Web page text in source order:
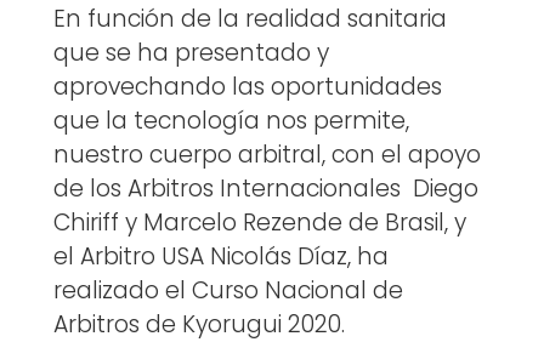
En función de la realidad sanitaria
que se ha presentado y
aprovechando las oportunidades
que la tecnología nos permite,
nuestro cuerpo arbitral, con el apoyo
de los Arbitros Internacionales Diego
Chiriff y Marcelo Rezende de Brasil, y
el Arbitro USA Nicolás Díaz, ha
realizado el Curso Nacional de
Arbitros de Kyorugui 2020.